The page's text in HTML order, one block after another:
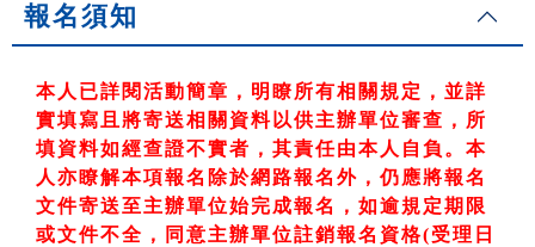
報名須知
本人已詳閱活動簡章，明瞭所有相關規定，並詳
實填寫且將寄送相關資料以供主辦單位審查，所
填資料如經查證不實者，其責任由本人自負。本
人亦瞭解本項報名除於網路報名外，仍應將報名
文件寄送至主辦單位始完成報名，如逾規定期限
或文件不全，同意主辦單位註銷報名資格(受理日